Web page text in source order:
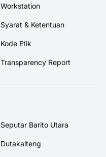
Workstation
Syarat & Ketentuan
Kode Etik
Transparency Report
Seputar Barito Utara
Dutakalteng